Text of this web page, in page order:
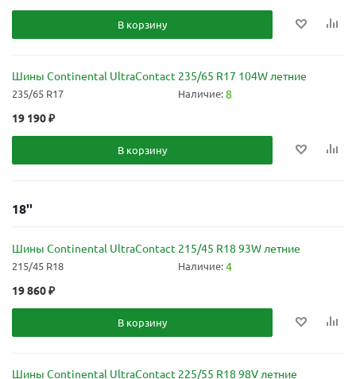
В корзину
Шины Continental UltraContact 235/65 R17 104W летние
235/65 R17 Наличие:8
19 190₽
В корзину
18''
Шины Continental UltraContact 215/45 R18 93W летние
215/45 R18 Наличие:4
19 860₽
В корзину
Шины Continental UltraContact 225/55 R18 98V летние